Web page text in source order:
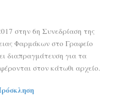
στην 6η Συνεδρίαση της
Φαρμάκων στο Γραφείο
διαπραγμάτευση για τα
στον κάτωθι αρχείο.